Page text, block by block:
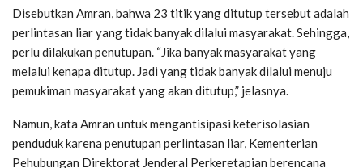
Disebutkan Amran, bahwa 23 titik yang ditutup tersebut adalah
perlintasan liar yang tidak banyak dilalui masyarakat. Sehingga,
perlu dilakukan penutupan. “Jika banyak masyarakat yang
melalui kenapa ditutup. Jadi yang tidak banyak dilalui menuju
pemukiman masyarakat yang akan ditutup,” jelasnya.
Namun, kata Amran untuk mengantisipasi keterisolasian
penduduk karena penutupan perlintasan liar, Kementerian
Pehubungan Direktorat Jenderal Perkeretapian berencana